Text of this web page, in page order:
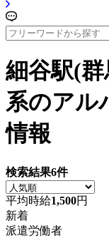
細谷駅(
系のアル
情報
検索結果6件
平均時給1,500円
新着
派遣労働者